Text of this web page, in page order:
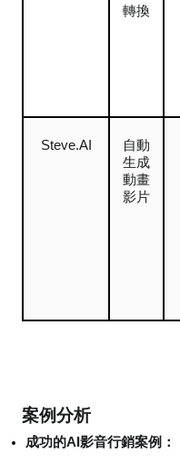
轉換
Steve.AI
自動
生成
動畫
影片
案例分析
成功的AI影音行銷案例：